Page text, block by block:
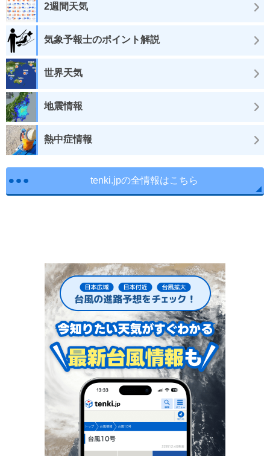
2週間天気
気象予報士のポイント解説
世界天気
地震情報
熱中症情報
tenki.jpの全情報はこちら